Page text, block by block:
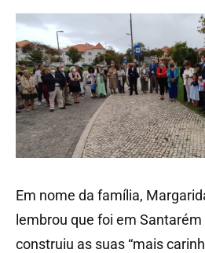
Em nome da família,
lembrou que foi em
construiu as suas “mais